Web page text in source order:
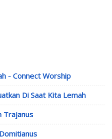
- Connect Worship
Di Saat Kita Lemah
Trajanus